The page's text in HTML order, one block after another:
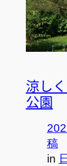
涼し
公園
稿
in